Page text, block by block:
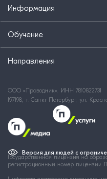
Информация
Обучение
Направления
ООО «Проводник», ИНН 7810822731
197198, г. Санкт-Петербург, ул.
Версия для людей с
Государственная лицензия на
регистрационный номер лицензии